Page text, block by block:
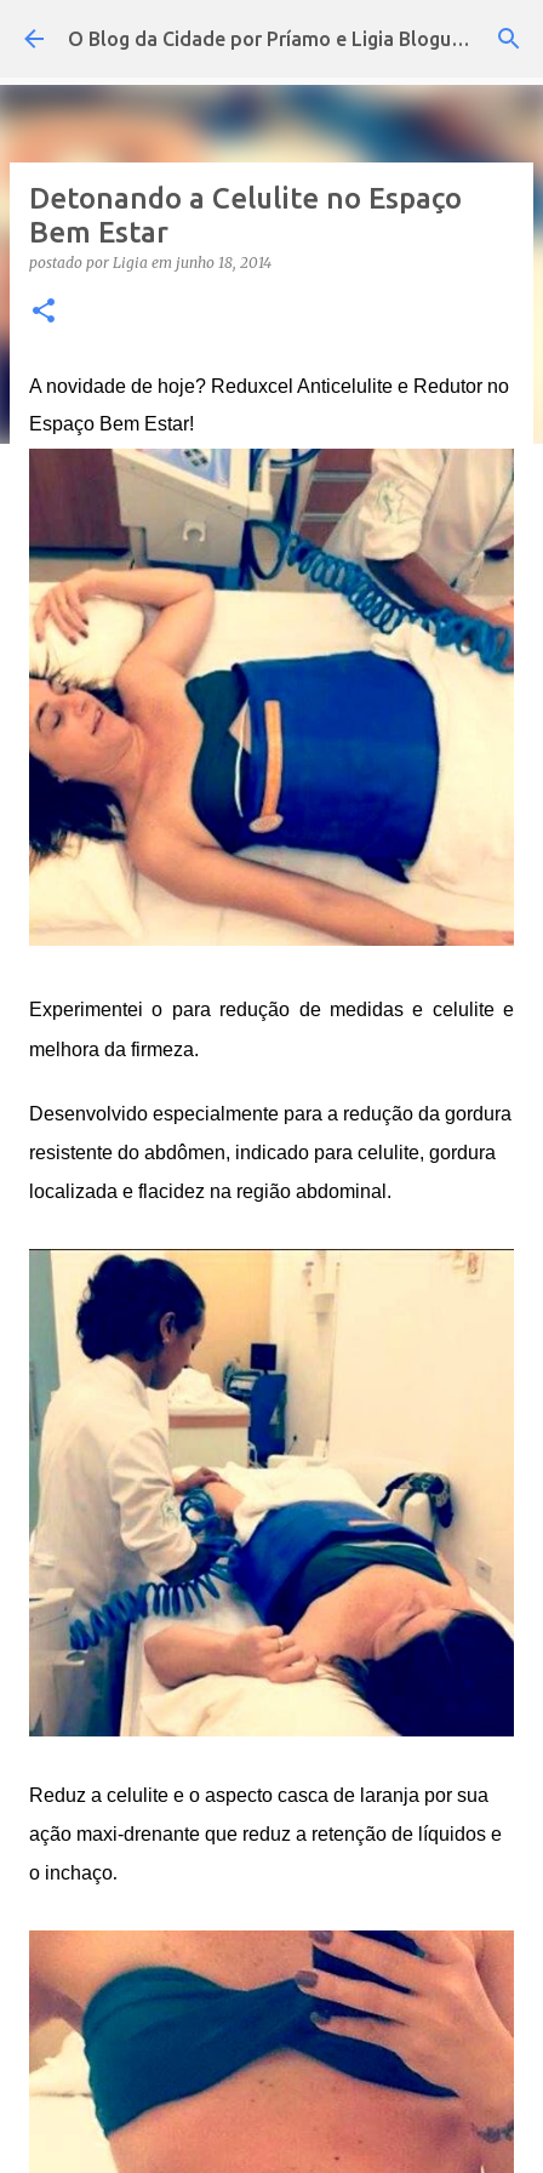
Pular para o conteúdo principal O Blog da Cidade por Príamo e Ligia Blogueira
Detonando a Celulite no Espaço
Bem Estar
postado por Ligia em junho 18, 2014
A novidade de hoje? Reduxcel Anticelulite e Redutor no
Espaço Bem Estar!
Experimentei o para redução de medidas e celulite e
melhora da firmeza.
Desenvolvido especialmente para a redução da gordura
resistente do abdômen, indicado para celulite, gordura
localizada e flacidez na região abdominal.
Reduz a celulite e o aspecto casca de laranja por sua
ação maxi-drenante que reduz a retenção de líquidos e
o inchaço.